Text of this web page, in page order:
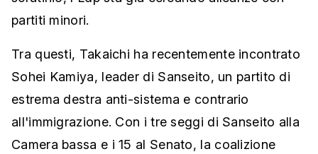
partiti minori.
Tra questi, Takaichi ha recentemente incontrato
Sohei Kamiya, leader di Sanseito, un partito di
estrema destra anti-sistema e contrario
all'immigrazione. Con i tre seggi di Sanseito alla
Camera bassa e i 15 al Senato, la coalizione